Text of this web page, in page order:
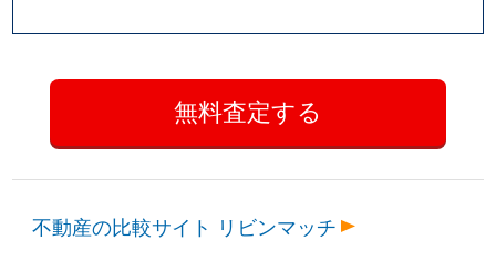
不動産の比較サイト リビンマッチ